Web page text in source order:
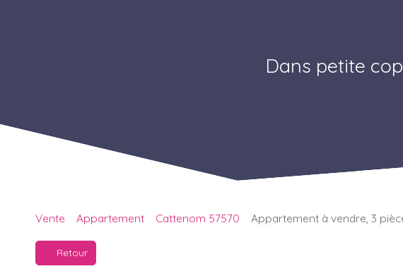
Dans petite
Vente Appartement Cattenom 57570 Appartement à vendre, 3
Retour